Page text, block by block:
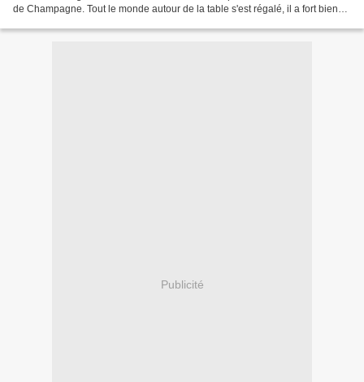
de Champagne. Tout le monde autour de la table s'est régalé, il a fort bien
Publicité